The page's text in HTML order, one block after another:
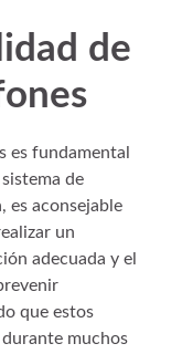
de
es fundamental
de
es aconsejable
un
adecuada y el
que estos
muchos